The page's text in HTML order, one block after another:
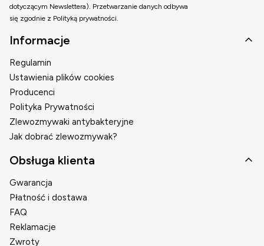
dotyczącym Newslettera). Przetwarzanie danych odbywa
się zgodnie z Polityką prywatności.
Linki w stopce
Informacje
Regulamin
Ustawienia plików cookies
Producenci
Polityka Prywatności
Zlewozmywaki antybakteryjne
Jak dobrać zlewozmywak?
Obsługa klienta
Gwarancja
Płatność i dostawa
FAQ
Reklamacje
Zwroty